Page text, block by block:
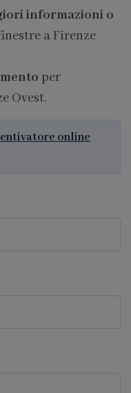
informazioni o
a Firenze
per
Ovest.
online